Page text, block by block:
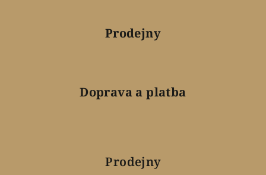
Prodejny
Doprava a platba
Prodejny